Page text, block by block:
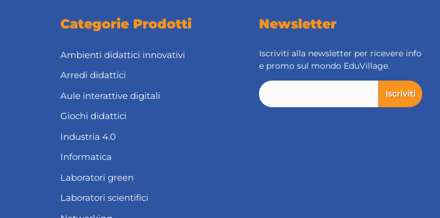
Categorie Prodotti
Ambienti didattici innovativi
Arredi didattici
Aule interattive digitali
Giochi didattici
Industria 4.0
Informatica
Laboratori green
Laboratori scientifici
Newsletter
Iscriviti alla newsletter per ricevere info
e promo sul mondo EduVillage.